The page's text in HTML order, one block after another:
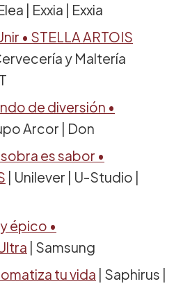
| Exxia | Exxia
• STELLA ARTOIS
y Maltería
de diversión •
Arcor | Don
es sabor •
| Unilever | U-Studio |
épico •
| Samsung
tu vida | Saphirus |